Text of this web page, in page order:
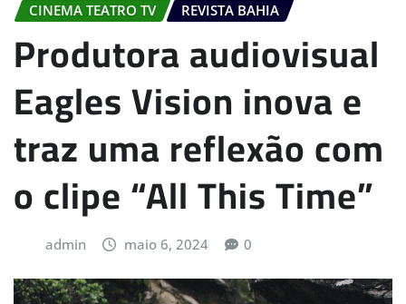
CINEMA TEATRO TV REVISTA BAHIA
Produtora audiovisual
Eagles Vision inova e
traz uma reflexão com
o clipe “All This Time”
admin maio 6, 2024 0